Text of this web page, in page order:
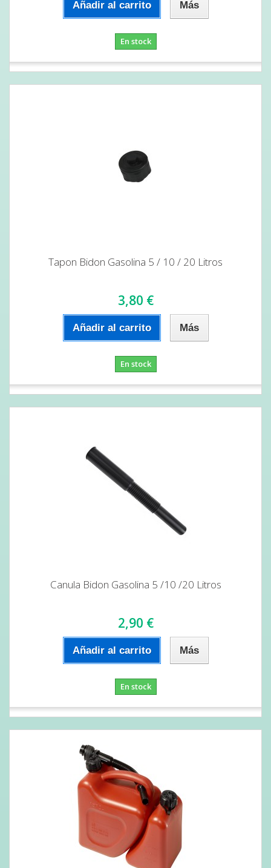
Añadir al carrito Más
En stock
Tapon Bidon Gasolina 5 / 10 / 20 Litros
3,80 €
Añadir al carrito Más
En stock
Canula Bidon Gasolina 5 /10 /20 Litros
2,90 €
Añadir al carrito Más
En stock